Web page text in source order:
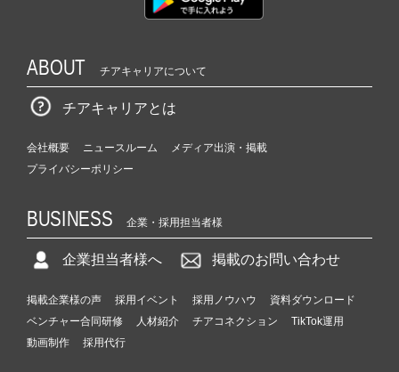
ABOUT チアキャリアについて
チアキャリアとは
会社概要 ニュースルーム
メディア出演・掲載
プライバシーポリシー
BUSINESS 企業・採用担当者様
企業担当者様へ 掲載のお問い合わせ
掲載企業様の声 採用イベント 採用ノウハウ
資料ダウンロード
ベンチャー合同研修
人材紹介 チアコネクション
TikTok運用
動画制作
採用代行